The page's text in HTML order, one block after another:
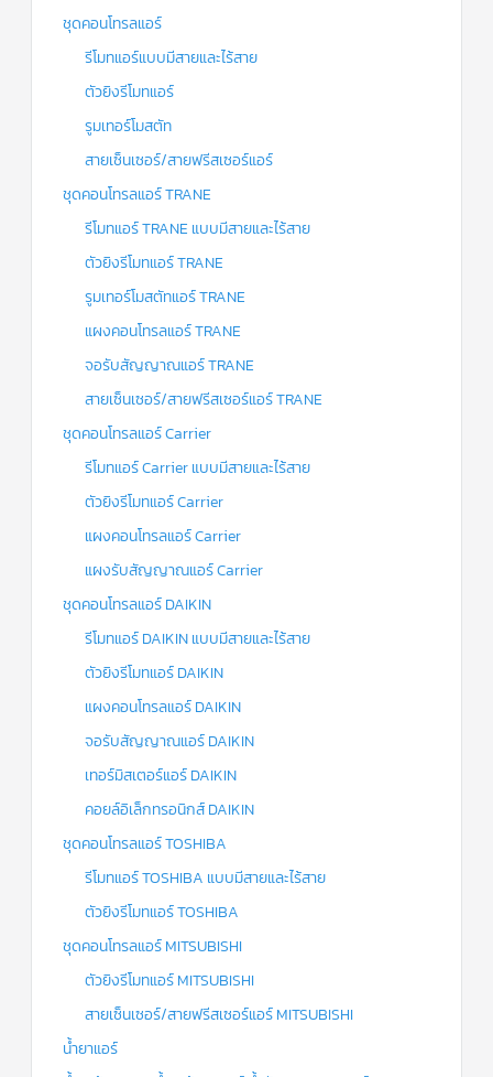
ชุดคอนโทรลแอร์
รีโมทแอร์แบบมีสายและไร้สาย
ตัวยิงรีโมทแอร์
รูมเทอร์โมสตัท
สายเซ็นเซอร์/สายฟรีสเซอร์แอร์
ชุดคอนโทรลแอร์ TRANE
รีโมทแอร์ TRANE แบบมีสายและไร้สาย
ตัวยิงรีโมทแอร์ TRANE
รูมเทอร์โมสตัทแอร์ TRANE
แผงคอนโทรลแอร์ TRANE
จอรับสัญญาณแอร์ TRANE
สายเซ็นเซอร์/สายฟรีสเซอร์แอร์ TRANE
ชุดคอนโทรลแอร์ Carrier
รีโมทแอร์ Carrier แบบมีสายและไร้สาย
ตัวยิงรีโมทแอร์ Carrier
แผงคอนโทรลแอร์ Carrier
แผงรับสัญญาณแอร์ Carrier
ชุดคอนโทรลแอร์ DAIKIN
รีโมทแอร์ DAIKIN แบบมีสายและไร้สาย
ตัวยิงรีโมทแอร์ DAIKIN
แผงคอนโทรลแอร์ DAIKIN
จอรับสัญญาณแอร์ DAIKIN
เทอร์มิสเตอร์แอร์ DAIKIN
คอยล์อิเล็กทรอนิกส์ DAIKIN
ชุดคอนโทรลแอร์ TOSHIBA
รีโมทแอร์ TOSHIBA แบบมีสายและไร้สาย
ตัวยิงรีโมทแอร์ TOSHIBA
ชุดคอนโทรลแอร์ MITSUBISHI
ตัวยิงรีโมทแอร์ MITSUBISHI
สายเซ็นเซอร์/สายฟรีสเซอร์แอร์ MITSUBISHI
น้ำยาแอร์